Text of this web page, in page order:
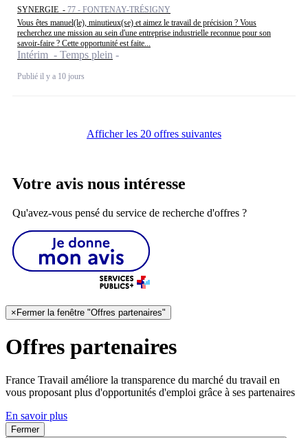
SYNERGIE - 77 - FONTENAY-TRÉSIGNY
Vous êtes manuel(le), minutieux(se) et aimez le travail de précision ? Vous
recherchez une mission au sein d'une entreprise industrielle reconnue pour son
savoir-faire ? Cette opportunité est faite...
Intérim - Temps plein
Publié il y a 10 jours
Afficher les 20 offres suivantes
Votre avis nous intéresse
Qu'avez-vous pensé du service de recherche d'offres ?
×Fermer la fenêtre "Offres partenaires"
Offres partenaires
France Travail améliore la transparence du marché du travail en
vous proposant plus d'opportunités d'emploi grâce à ses partenaires
En savoir plus
Fermer